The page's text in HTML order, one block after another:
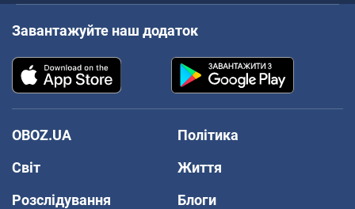
Завантажуйте наш додаток
OBOZ.UA
Політика
Світ
Життя
Розслідування
Блоги